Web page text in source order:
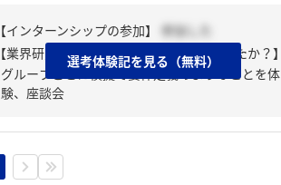
【インターンシップの参加】
参加した
【業界研究・企業研究はどんな風にしましたか？】
グループごとに模擬で要件定義のようなことを体
験、座談会
選考体験記を見る（無料）